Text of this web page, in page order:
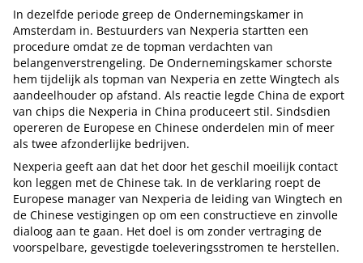
In dezelfde periode greep de Ondernemingskamer in
Amsterdam in. Bestuurders van Nexperia startten een
procedure omdat ze de topman verdachten van
belangenverstrengeling. De Ondernemingskamer schorste
hem tijdelijk als topman van Nexperia en zette Wingtech als
aandeelhouder op afstand. Als reactie legde China de export
van chips die Nexperia in China produceert stil. Sindsdien
opereren de Europese en Chinese onderdelen min of meer
als twee afzonderlijke bedrijven.
Nexperia geeft aan dat het door het geschil moeilijk contact
kon leggen met de Chinese tak. In de verklaring roept de
Europese manager van Nexperia de leiding van Wingtech en
de Chinese vestigingen op om een constructieve en zinvolle
dialoog aan te gaan. Het doel is om zonder vertraging de
voorspelbare, gevestigde toeleveringsstromen te herstellen.